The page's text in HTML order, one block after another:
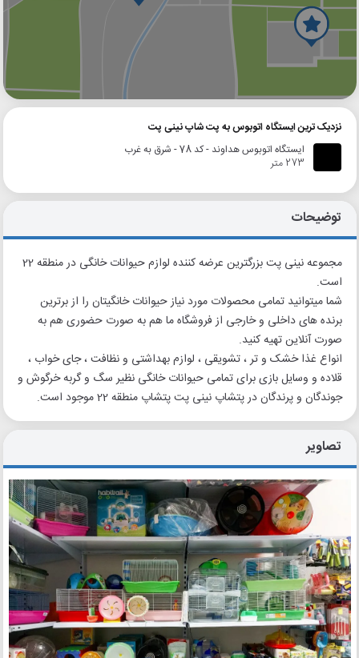
گوگل
نزدیک ترین ایستگاه اتوبوس به پت شاپ نینی پت
ایستگاه اتوبوس هداوند - کد 78 - شرق به غرب
273 متر
توضیحات
مجموعه نینی پت بزرگترین عرضه کننده لوازم حیوانات خانگی در منطقه 22
است.
شما میتوانید تمامی محصولات مورد نیاز حیوانات خانگیتان را از برترین
برنده های داخلی و خارجی از فروشگاه ما هم به صورت حضوری هم به
صورت آنلاین تهیه کنید.
انواع غذا خشک و تر ، تشویقی ، لوازم بهداشتی و نظافت ، جای خواب ،
قلاده و وسایل بازی برای تمامی حیوانات خانگی نظیر سگ و گربه خرگوش و
جوندگان و پرندگان در پتشاپ نینی پت پتشاپ منطقه 22 موجود است.
تصاویر